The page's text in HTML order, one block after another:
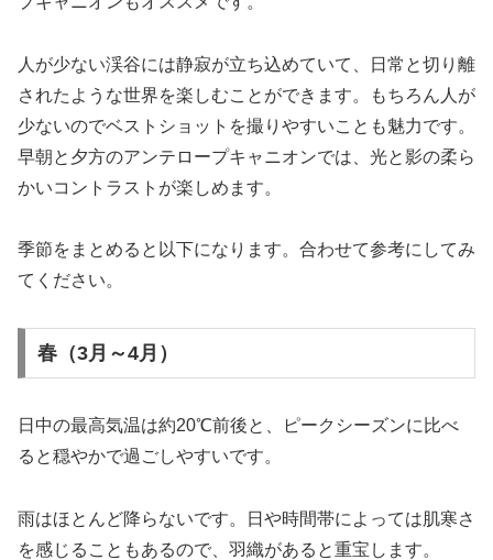
人が少ない渓谷には静寂が立ち込めていて、日常と切り離
されたような世界を楽しむことができます。もちろん人が
少ないのでベストショットを撮りやすいことも魅力です。
早朝と夕方のアンテロープキャニオンでは、光と影の柔ら
かいコントラストが楽しめます。
季節をまとめると以下になります。合わせて参考にしてみ
てください。
春（3月～4月）
日中の最高気温は約20℃前後と、ピークシーズンに比べ
ると穏やかで過ごしやすいです。
雨はほとんど降らないです。日や時間帯によっては肌寒さ
を感じることもあるので、羽織があると重宝します。